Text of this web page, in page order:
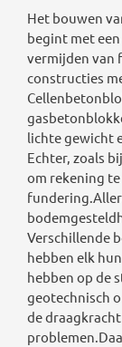
Het bouwen
begint met
vermijden van
constructies
lichte gewicht
Echter, zoals
om rekening
Verschillende
hebben elk
hebben op de
geotechnisch
de